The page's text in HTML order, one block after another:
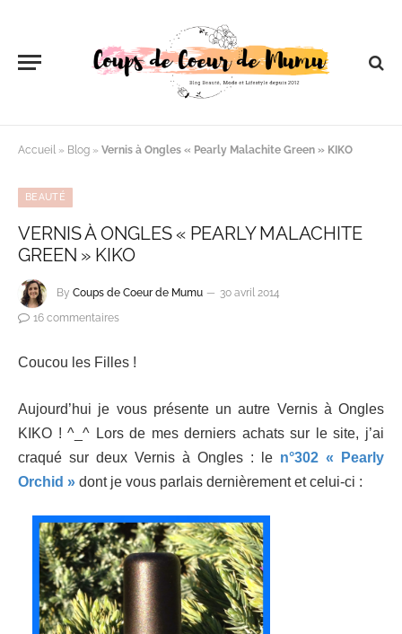
Accueil » Blog » Vernis à Ongles « Pearly Malachite Green » KIKO
BEAUTÉ
VERNIS À ONGLES « PEARLY MALACHITE
GREEN » KIKO
By Coups de Coeur de Mumu
30 avril 2014
16 commentaires
Coucou les Filles !
Aujourd’hui je vous présente un autre Vernis à Ongles
KIKO ! ^_^ Lors de mes derniers achats sur le site, j’ai
craqué sur deux Vernis à Ongles : le n°302 « Pearly
Orchid » dont je vous parlais dernièrement et celui-ci :